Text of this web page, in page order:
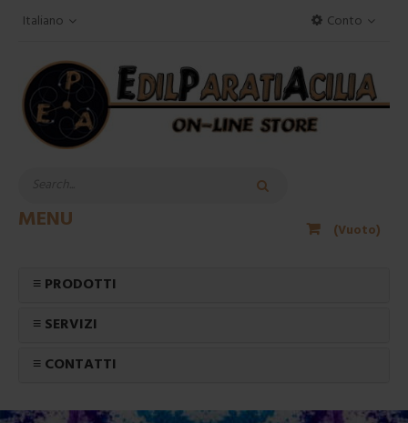
Conto
Italiano
(Vuoto)
MENU
≡ PRODOTTI
≡ SERVIZI
≡ CONTATTI